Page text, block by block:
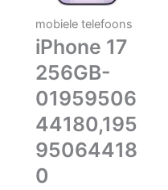
mobiele telefoons
iPhone 17
256GB-
01959506
44180,195
95064418
0